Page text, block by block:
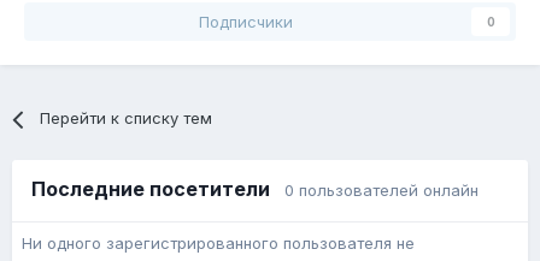
Подписчики 0
Перейти к списку тем
Последние посетители 0 пользователей онлайн
Ни одного зарегистрированного пользователя не